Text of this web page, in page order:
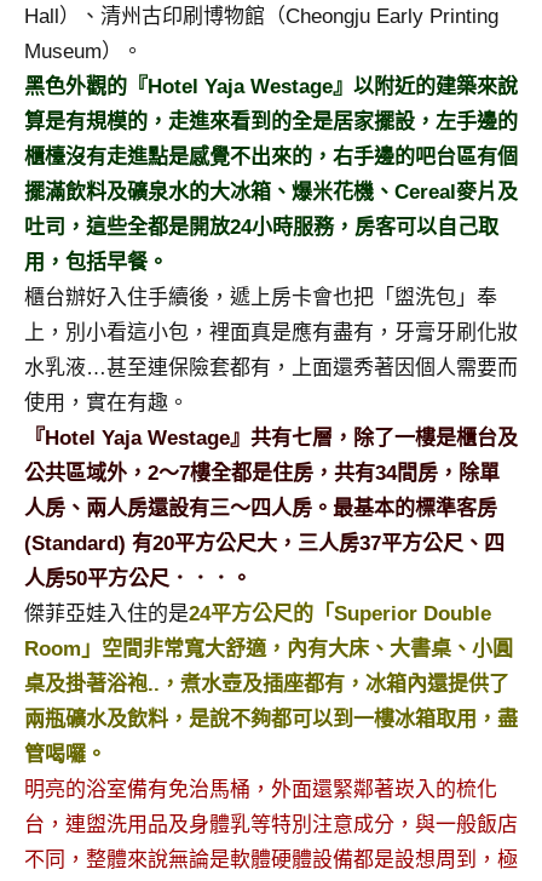
旅
遊
書
作
者、
各
發
表
及
活
動
主
持、
學
企
業
講
座、
落
客
及
旅
遊
誌
專
欄、
Hall）、清州古印刷博物館（Cheongju Early Printing
Museum）。
黑色外觀的『Hotel Yaja Westage』以附近的建築來說
算是有規模的，走進來看到的全是居家擺設，左手邊的
櫃檯沒有走進點是感覺不出來的，右手邊的吧台區有個
擺滿飲料及礦泉水的大冰箱、爆米花機、Cereal麥片及
吐司，這些全都是開放24小時服務，房客可以自己取
用，包括早餐。
櫃台辦好入住手續後，遞上房卡會也把「盥洗包」奉
上，別小看這小包，裡面真是應有盡有，牙膏牙刷化妝
水乳液…甚至連保險套都有，上面還秀著因個人需要而
使用，實在有趣。
『Hotel Yaja Westage』共有七層，除了一樓是櫃台及
公共區域外，2～7樓全都是住房，共有34間房，除單
人房、兩人房還設有三～四人房。最基本的標準客房
(Standard) 有20平方公尺大，三人房37平方公尺、四
人房50平方公尺．．．。
傑菲亞娃入住的是24平方公尺的「Superior Double
Room」空間非常寬大舒適，內有大床、大書桌、小圓
桌及掛著浴袍..，煮水壺及插座都有，冰箱內還提供了
兩瓶礦水及飲料，是說不夠都可以到一樓冰箱取用，盡
管喝囉。
明亮的浴室備有免治馬桶，外面還緊鄰著崁入的梳化
台，連盥洗用品及身體乳等特別注意成分，與一般飯店
不同，整體來說無論是軟體硬體設備都是設想周到，極